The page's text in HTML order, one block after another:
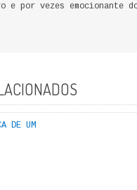
e por vezes emocionante